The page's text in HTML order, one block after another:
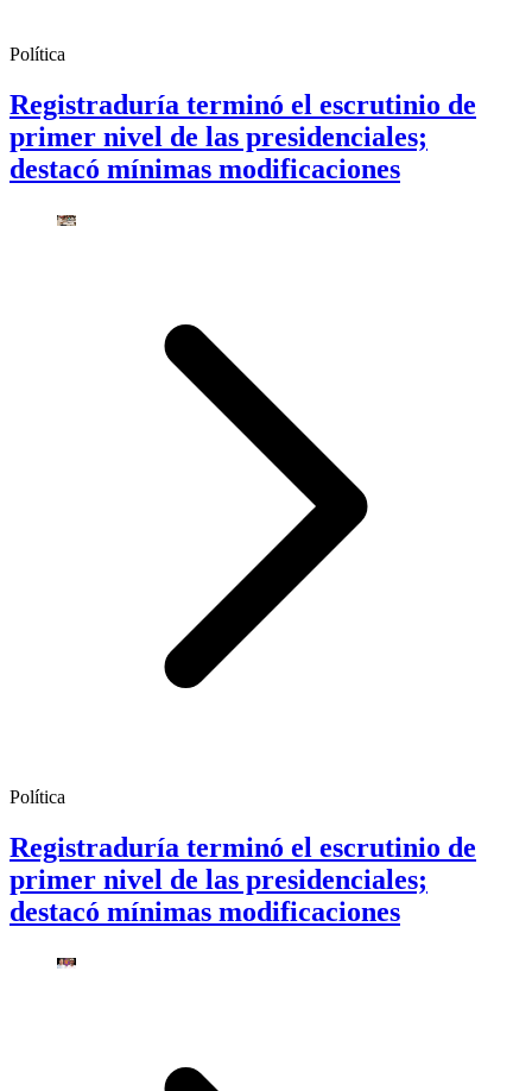
Política
Registraduría terminó el escrutinio de
primer nivel de las presidenciales;
destacó mínimas modificaciones
Política
Registraduría terminó el escrutinio de
primer nivel de las presidenciales;
destacó mínimas modificaciones